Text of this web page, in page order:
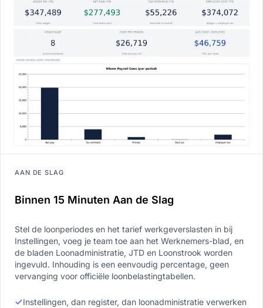
AAN DE SLAG
Binnen 15 Minuten Aan de Slag
Stel de loonperiodes en het tarief werkgeverslasten in bij
Instellingen, voeg je team toe aan het Werknemers-blad, en
de bladen Loonadministratie, JTD en Loonstrook worden
ingevuld. Inhouding is een eenvoudig percentage, geen
vervanging voor officiële loonbelastingtabellen.
Instellingen, dan register, dan loonadministratie verwerken